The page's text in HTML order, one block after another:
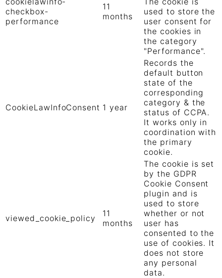
checkbox-
performance
11
months
used to store the
user consent for
the cookies in
the category
"Performance".
CookieLawInfoConsent 1 year
Records the
default button
state of the
corresponding
category & the
status of CCPA.
It works only in
coordination with
the primary
cookie.
viewed_cookie_policy
11
months
The cookie is set
by the GDPR
Cookie Consent
plugin and is
used to store
whether or not
user has
consented to the
use of cookies. It
does not store
any personal
data.